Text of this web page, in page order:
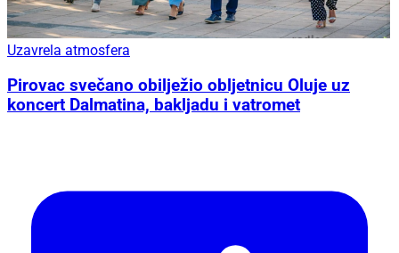
Uzavrela atmosfera
Pirovac svečano obilježio obljetnicu Oluje uz
koncert Dalmatina, bakljadu i vatromet